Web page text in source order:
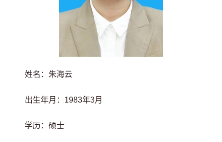
姓名：朱海云
出生年月：1983年3月
学历：硕士